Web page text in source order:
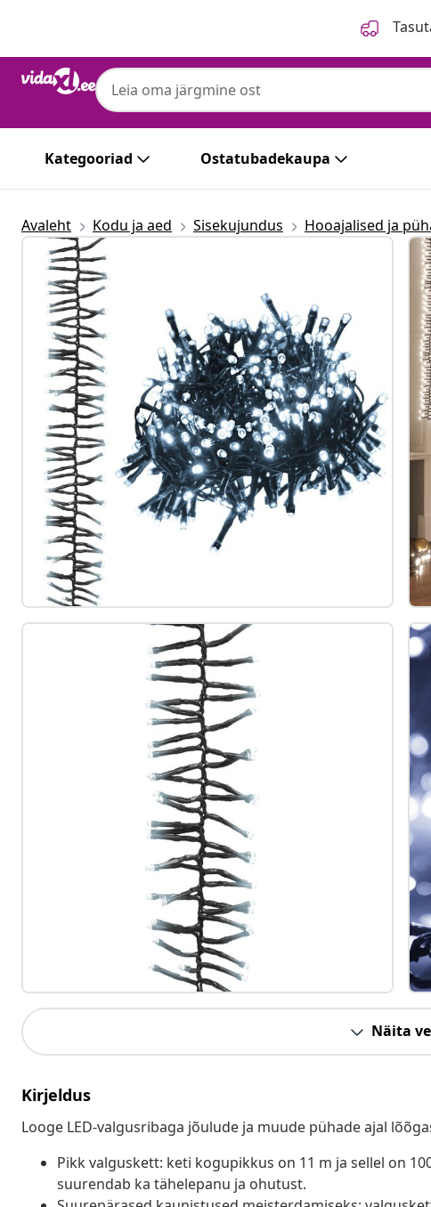
Kategooriad Ostatubadekaupa
Avaleht Kodu ja aed Sisekujundus Hooajalised ja
Näita
Kirjeldus
Looge LED-valgusribaga jõulude ja muude pühade ajal
Pikk valguskett: keti kogupikkus on 11 m ja sellel on
suurendab ka tähelepanu ja ohutust.